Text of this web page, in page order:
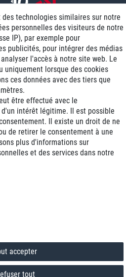
Livraison J+1
réduits
avec garantie
70 99 07 94 *
locaux du lundi au vendredi de 9h à 18h.
technologies similaires sur notre
personnelles des visiteurs de notre
IP), par exemple pour
publicités, pour intégrer des médias
l'accès à notre site web. Le
uniquement lorsque des cookies
ces données avec des tiers que
être effectué avec le
intérêt légitime. Il est possible
Il existe un droit de ne
de retirer le consentement à une
plus d'informations sur
et des services dans notre
accepter
tout